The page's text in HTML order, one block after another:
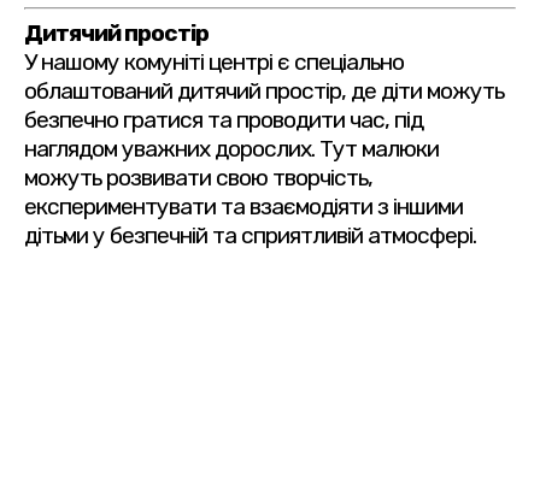
Дитячий простір
У нашому комуніті центрі є спеціально
облаштований дитячий простір, де діти можуть
безпечно гратися та проводити час, під
наглядом уважних дорослих. Тут малюки
можуть розвивати свою творчість,
експериментувати та взаємодіяти з іншими
дітьми у безпечній та сприятливій атмосфері.